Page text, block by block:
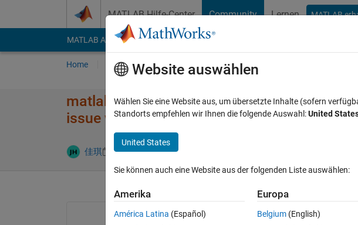
MATLAB Hilfe-Center Community Lernen MATLAB
MATLAB Answers File Exchange Cody
Home Fragen Antworten Durchsuchen
matlab the information you provided could
issue with our systems. please try again
佳琪 28 Mai 2025 1 Antwort
Website auswählen
Wählen Sie eine Website aus, um übersetzte Inhalte (sofern
Standorts empfehlen wir Ihnen die folgende Auswahl:United
United States
Sie können auch eine Website aus der folgenden Liste auswählen:
Amerika
América Latina (Español)
Europa
Belgium (English)